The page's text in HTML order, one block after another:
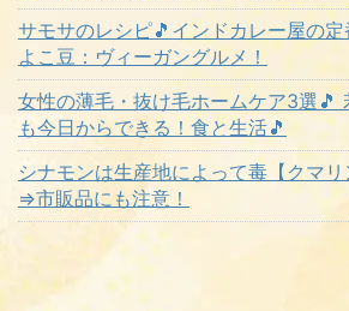
サモサのレシピ🎵インドカレー屋の
よこ豆：ヴィーガングルメ！
女性の薄毛・抜け毛ホームケア3選🎵
も今日からできる！食と生活🎵
シナモンは生産地によって毒【クマ
⇒市販品にも注意！